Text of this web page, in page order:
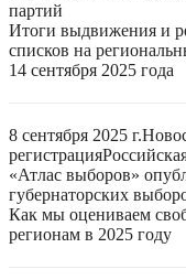
партий
Итоги выдвижения и
списков на
14 сентября 2025 года
8 сентября 2025 г.
регистрация
«Атлас выборов»
губернаторских
Как мы оцениваем
регионам в 2025 году